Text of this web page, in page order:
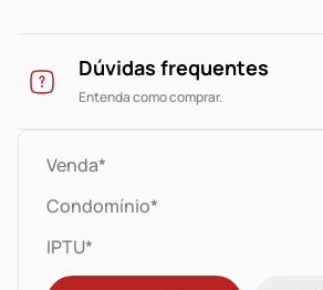
Dúvidas frequentes
Entenda como comprar.
Venda*
Condomínio*
IPTU*